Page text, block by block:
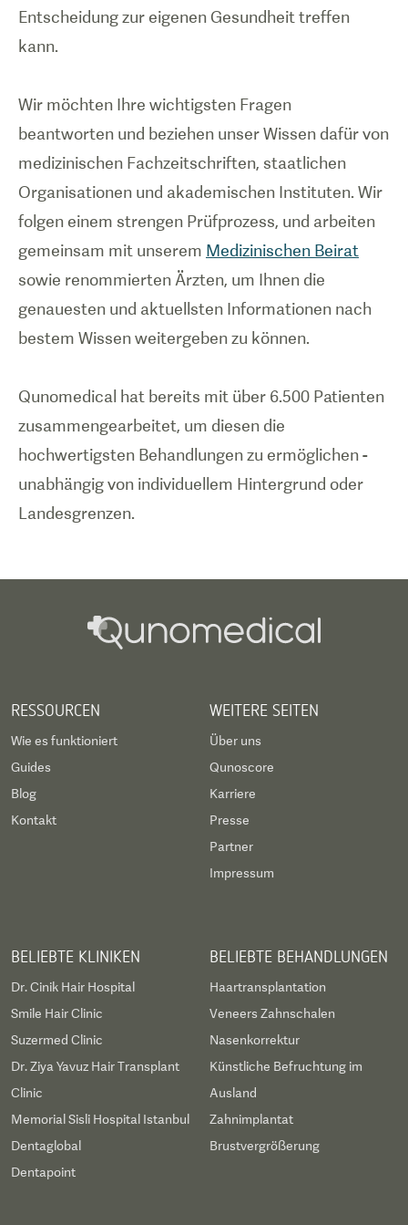
Entscheidung zur eigenen Gesundheit treffen
kann.
Wir möchten Ihre wichtigsten Fragen
beantworten und beziehen unser Wissen dafür von
medizinischen Fachzeitschriften, staatlichen
Organisationen und akademischen Instituten. Wir
folgen einem strengen Prüfprozess, und arbeiten
gemeinsam mit unserem Medizinischen Beirat
sowie renommierten Ärzten, um Ihnen die
genauesten und aktuellsten Informationen nach
bestem Wissen weitergeben zu können.
Qunomedical hat bereits mit über 6.500 Patienten
zusammengearbeitet, um diesen die
hochwertigsten Behandlungen zu ermöglichen -
unabhängig von individuellem Hintergrund oder
Landesgrenzen.
RESSOURCEN
Wie es funktioniert
Guides
Blog
Kontakt
WEITERE SEITEN
Über uns
Qunoscore
Karriere
Presse
Partner
Impressum
BELIEBTE KLINIKEN
Dr. Cinik Hair Hospital
Smile Hair Clinic
Suzermed Clinic
Dr. Ziya Yavuz Hair Transplant
Clinic
Memorial Sisli Hospital Istanbul
Dentaglobal
Dentapoint
BELIEBTE BEHANDLUNGEN
Haartransplantation
Veneers Zahnschalen
Nasenkorrektur
Künstliche Befruchtung im
Ausland
Zahnimplantat
Brustvergrößerung